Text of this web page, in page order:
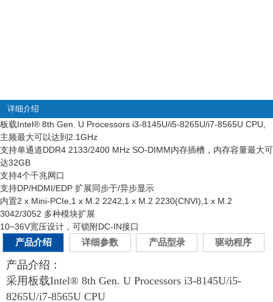
详细介绍
板载Intel® 8th Gen. U Processors i3-8145U/i5-8265U/i7-8565U CPU,
主频最大可以达到2.1GHz
支持单通道DDR4 2133/2400 MHz SO-DIMM内存插槽，内存容量最大可
达32GB
支持4个千兆网口
支持DP/HDMI/EDP 扩展同步于/异步显示
内置2 x Mini-PCIe,1 x M.2 2242,1 x M.2 2230(CNVI),1 x M.2
3042/3052 多种模块扩展
10~36V宽压设计，可锁附DC-IN接口
产品介绍
详细参数 产品型录 驱动程序
产品介绍：
采用板载Intel® 8th Gen. U Processors i3-8145U/i5-
8265U/i7-8565U CPU